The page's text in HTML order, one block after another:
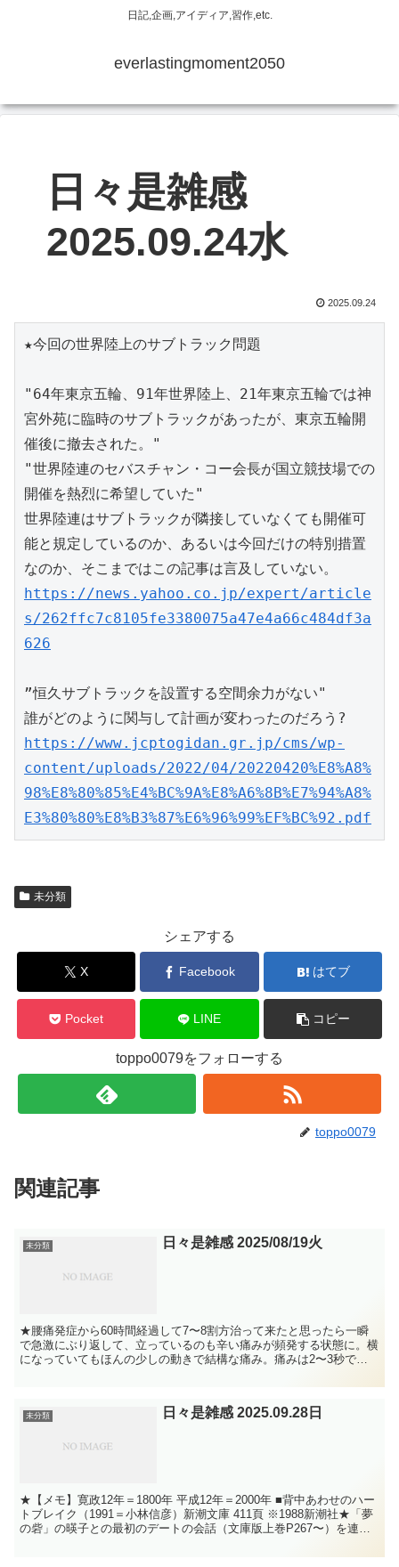
日記,企画,アイディア,習作,etc.
everlastingmoment2050
日々是雑感
2025.09.24水
2025.09.24
★今回の世界陸上のサブトラック問題
"64年東京五輪、91年世界陸上、21年東京五輪では神
宮外苑に臨時のサブトラックがあったが、東京五輪開
催後に撤去された。"
"世界陸連のセバスチャン・コー会長が国立競技場での
開催を熱烈に希望していた"
世界陸連はサブトラックが隣接していなくても開催可
能と規定しているのか、あるいは今回だけの特別措置
なのか、そこまではこの記事は言及していない。
https://news.yahoo.co.jp/expert/article
s/262ffc7c8105fe3380075a47e4a66c484df3a
626
”恒久サブトラックを設置する空間余力がない"
誰がどのように関与して計画が変わったのだろう?
https://www.jcptogidan.gr.jp/cms/wp-
content/uploads/2022/04/20220420%E8%A8%
98%E8%80%85%E4%BC%9A%E8%A6%8B%E7%94%A8%
E3%80%80%E8%B3%87%E6%96%99%EF%BC%92.pdf
未分類
シェアする
X Facebook はてブ
Pocket LINE コピー
toppo0079をフォローする
toppo0079
関連記事
未分類 日々是雑感 2025/08/19火
★腰痛発症から60時間経過して7〜8割方治って来たと思ったら一瞬
で急激にぶり返して、立っているのも辛い痛みが頻発する状態に。横
になっていてもほんの少しの動きで結構な痛み。痛みは2〜3秒でひ
未分類 日々是雑感 2025.09.28日
★【メモ】寛政12年＝1800年 平成12年＝2000年 ■背中あわせのハー
トブレイク（1991＝小林信彦）新潮文庫 411頁 ※1988新潮社★「夢
の砦」の暎子との最初のデートの会話（文庫版上巻P267〜）を連想